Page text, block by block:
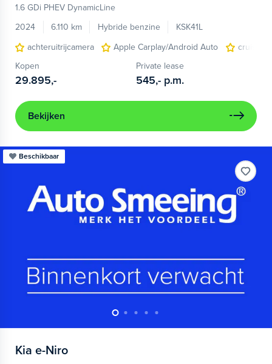
1.6 GDi PHEV DynamicLine
2024
6.110 km Hybride benzine
KSK41L
achteruitrijcamera
Apple Carplay/Android Auto
cruise
Kopen
29.895,-
Private lease
545,- p.m.
Bekijken
Beschikbaar
Kia e-Niro